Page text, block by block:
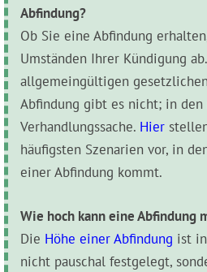
Abfindung?
Ob Sie eine Abfindung
Umständen Ihrer Kündigung
allgemeingültigen
Abfindung gibt es nicht; in
Verhandlungssache. Hier
häufigsten Szenarien vor, in
einer Abfindung kommt.
Wie hoch kann eine Abfindung
Die Höhe einer Abfindung ist
nicht pauschal festgelegt,